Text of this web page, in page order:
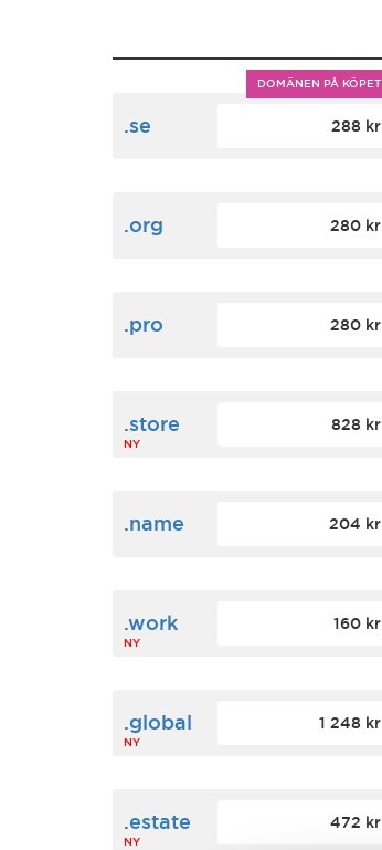
DOMÄNEN PÅ KÖPET
.se 288 kr
.org 280 kr
.pro 280 kr
.store
NY
828 kr
.name 204 kr
.work
NY
160 kr
.global
NY
1 248 kr
.estate
NY
472 kr